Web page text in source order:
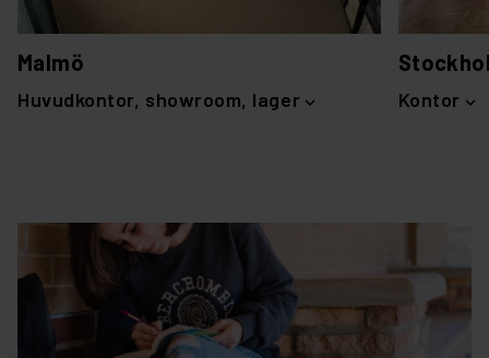
Malmö
Huvudkontor, showroom, lager Kontor